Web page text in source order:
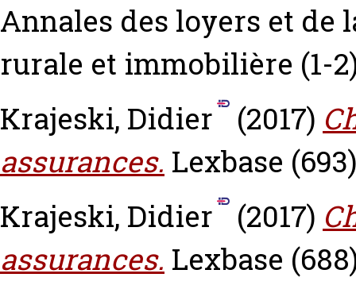
Annales des loyers et de
rurale et immobilière (1-
Krajeski, Didier
(2017)
assurances. Lexbase
Krajeski, Didier
(2017)
assurances. Lexbase